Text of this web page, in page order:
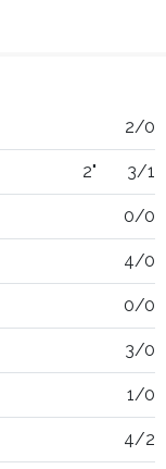
2/0
2" 3/1
0/0
4/0
0/0
3/0
1/0
4/2